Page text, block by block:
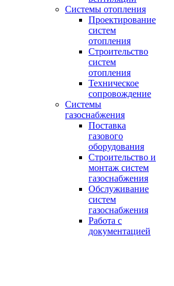
Системы отопления
Проектирование
систем
отопления
Строительство
систем
отопления
Техническое
сопровождение
Системы
газоснабжения
Поставка
газового
оборудования
Строительство и
монтаж систем
газоснабжения
Обслуживание
систем
газоснабжения
Работа с
документацией